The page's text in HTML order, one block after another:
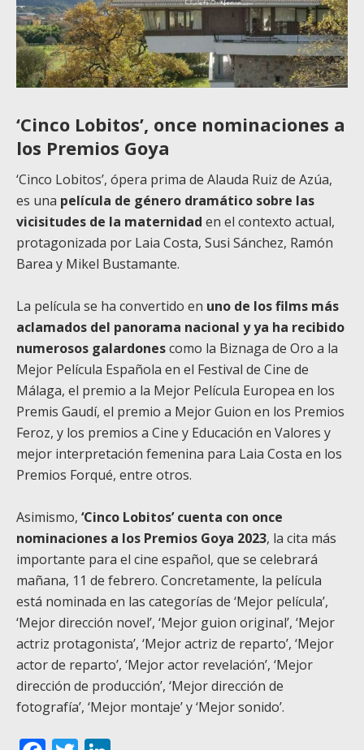
‘Cinco Lobitos’, once nominaciones a
los Premios Goya
‘Cinco Lobitos’, ópera prima de Alauda Ruiz de Azúa,
es una película de género dramático sobre las
vicisitudes de la maternidad en el contexto actual,
protagonizada por Laia Costa, Susi Sánchez, Ramón
Barea y Mikel Bustamante.
La película se ha convertido en uno de los films más
aclamados del panorama nacional y ya ha recibido
numerosos galardonescomo la Biznaga de Oro a la
Mejor Película Española en el Festival de Cine de
Málaga, el premio a la Mejor Película Europea en los
Premis Gaudí, el premio a Mejor Guion en los Premios
Feroz, y los premios a Cine y Educación en Valores y
mejor interpretación femenina para Laia Costa en los
Premios Forqué, entre otros.
Asimismo, ‘Cinco Lobitos’ cuenta con once
nominaciones a los Premios Goya 2023, la cita más
importante para el cine español, que se celebrará
mañana, 11 de febrero. Concretamente, la película
está nominada en las categorías de ‘Mejor película’,
‘Mejor dirección novel’, ‘Mejor guion original’, ‘Mejor
actriz protagonista’, ‘Mejor actriz de reparto’, ‘Mejor
actor de reparto’, ‘Mejor actor revelación’, ‘Mejor
dirección de producción’, ‘Mejor dirección de
fotografía’, ‘Mejor montaje’ y ‘Mejor sonido’.